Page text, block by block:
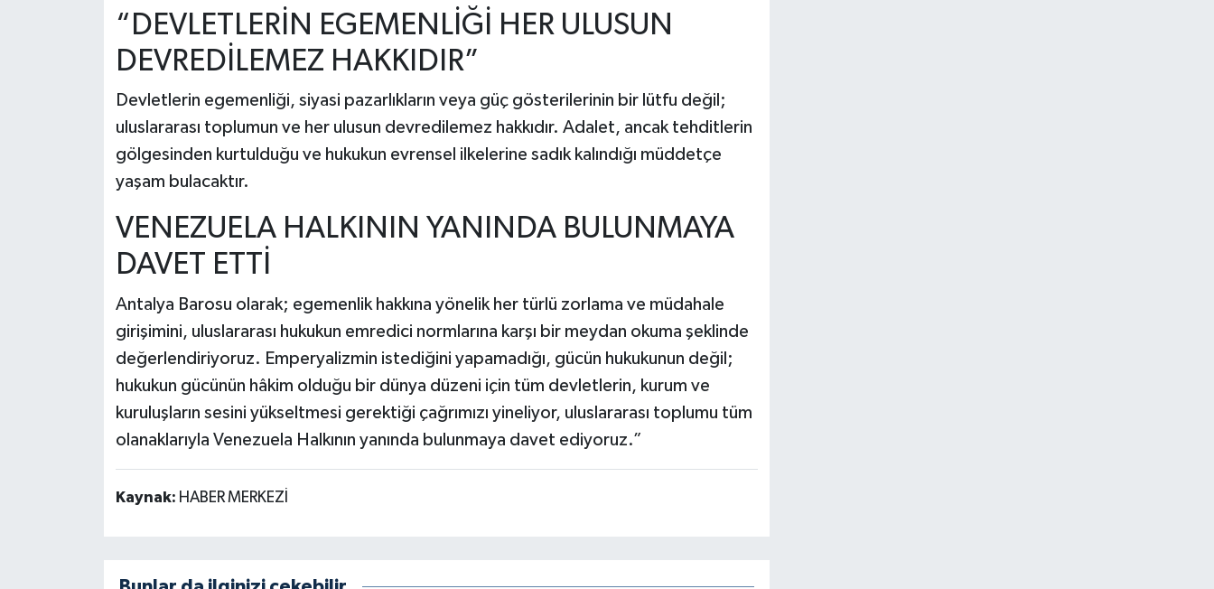
“DEVLETLERİN EGEMENLİĞİ HER ULUSUN
DEVREDİLEMEZ HAKKIDIR”
Devletlerin egemenliği, siyasi pazarlıkların veya güç gösterilerinin bir lütfu değil;
uluslararası toplumun ve her ulusun devredilemez hakkıdır. Adalet, ancak tehditlerin
gölgesinden kurtulduğu ve hukukun evrensel ilkelerine sadık kalındığı müddetçe
yaşam bulacaktır.
VENEZUELA HALKININ YANINDA BULUNMAYA
DAVET ETTİ
Antalya Barosu olarak; egemenlik hakkına yönelik her türlü zorlama ve müdahale
girişimini, uluslararası hukukun emredici normlarına karşı bir meydan okuma şeklinde
değerlendiriyoruz. Emperyalizmin istediğini yapamadığı, gücün hukukunun değil;
hukukun gücünün hâkim olduğu bir dünya düzeni için tüm devletlerin, kurum ve
kuruluşların sesini yükseltmesi gerektiği çağrımızı yineliyor, uluslararası toplumu tüm
olanaklarıyla Venezuela Halkının yanında bulunmaya davet ediyoruz.”
Kaynak: HABER MERKEZİ